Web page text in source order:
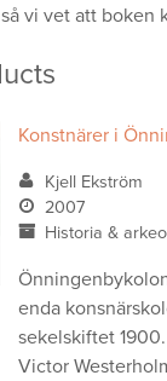
vi vet att boken
Konstnärer i
Kjell Ekström
2007
Historia &
enda
sekelskiftet
Victor